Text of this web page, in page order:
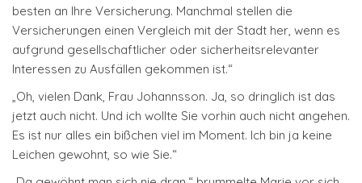
besten an Ihre Versicherung. Manchmal stellen die
Versicherungen einen Vergleich mit der Stadt her, wenn es
aufgrund gesellschaftlicher oder sicherheitsrelevanter
Interessen zu Ausfällen gekommen ist.“
„Oh, vielen Dank, Frau Johannsson. Ja, so dringlich ist das
jetzt auch nicht. Und ich wollte Sie vorhin auch nicht angehen.
Es ist nur alles ein bißchen viel im Moment. Ich bin ja keine
Leichen gewohnt, so wie Sie.“